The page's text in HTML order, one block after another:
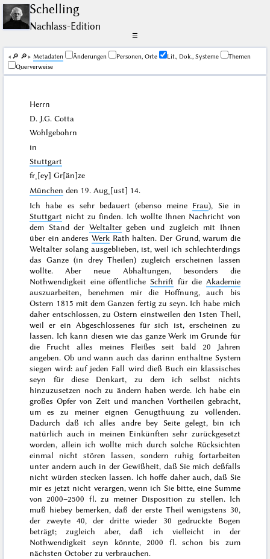
Schelling
Nachlass-Edition
☰
🔎︎ 🔎︎ Me­ta­da­ten Änderungen Personen, Orte Lit., Dok., Systeme
Themen
Querverweise
Herrn
D. J.G.Cotta
Wohlgebohrn
in
Stuttgart
fr˖[ey] Gr[än]ze
München den 19. Aug˖[ust] 14.
Ich habe es sehr bedauert (ebenso meine Frau), Sie in
Stuttgart nicht zu finden. Ich wollte Ihnen Nachricht von
dem Stand der Weltaltergeben und zugleich mit Ihnen
über ein anderesWerk Rath halten. Der Grund, warum die
Weltalter solang ausgeblieben, ist, weil ich schlechterdings
das Ganze (in drey Theilen) zugleich erscheinen lassen
wollte. Aber neue Abhaltungen, besonders die
Nothwendigkeit eine öffentliche Schrift für die Akademie
auszuarbeiten, benehmen mir die Hoffnung, auch bis
Ostern 1815 mit dem Ganzen fertig zu seyn. Ich habe mich
daher entschlossen, zu Ostern einstweilen den 1sten Theil,
weil er ein Abgeschlossenes für sich ist, erscheinen zu
lassen. Ich kann diesen wie das ganze Werk im Grunde für
die Frucht alles meines Fleißes seit bald 20 Jahren
angeben. Ob und wann auch das darinn enthaltne System
siegen wird: auf jeden Fall wird dieß Buch ein klassisches
seyn für diese Denkart, zu dem ich selbst nichts
hinzuzusetzen noch zu ändern haben werde. Ich habe ein
großes Opfer von Zeit und manchen Vortheilen gebracht,
um es zu meiner eignen Genugthuung zu vollenden.
Dadurch daß ich alles andre bey Seite gelegt, bin ich
natürlich auch in meinen Einkünften sehr zurückgesetzt
worden, allein ich wollte mich durch solche Rücksichten
einmal nicht stören lassen, sondern ruhig fortarbeiten
unter andern auch in derGewißheit, daß Sie mich deßfalls
nicht würden stecken lassen. Ich hoffe daher auch, daß Sie
mir es jetzt nicht verargen, wenn ich Sie bitte, eine Summe
von 2000–2500 fl. zu meiner Disposition zu stellen. Ich
muß hiebey bemerken, daß der erste Theil wenigstens 30,
der zweyte 40, der dritte wieder 30 gedruckte Bogen
beträgt; zugleich aber, daß ich vielleicht in der
Nothwendigkeit seyn könnte, 2000 fl. schon bis zum
nächsten October zu verbrauchen.